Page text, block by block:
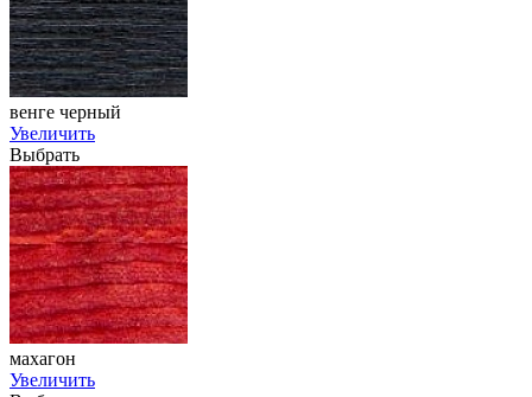
венге черный
Увеличить
Выбрать
махагон
Увеличить